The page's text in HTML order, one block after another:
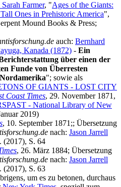
Farmer, "Ages of the Giants:
Ones in Prehistoric America",
Mound Books & Press;
auch: Bernhard
Kanada (1872) - Ein
über einen der
Funde von Überresten
"; sowie als
OF GIANTS - LOST CITY
Coast Times, 29. November 1871,
- National Library of New
2019)
, 10. September 1871;; Übersetzung
nach: Jason Jarrell
(2017), S. 64
, 26. März 1884; Übersetzung
nach: Jason Jarrell
(2017), S. 63
um es zu betonen, durchaus